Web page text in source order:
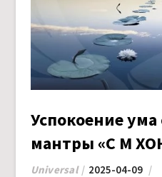
Успокоение
мантры «С М
Universal
2025-04-09